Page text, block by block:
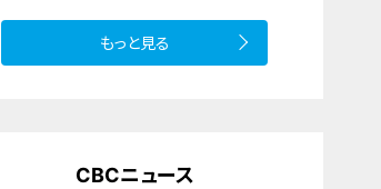
もっと見る
CBCニュース